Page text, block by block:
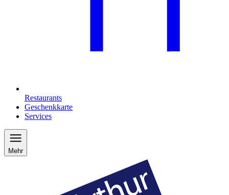
Restaurants
Geschenkkarte
Services
Mehr